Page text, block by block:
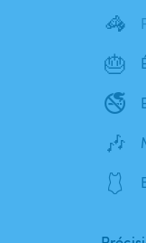
🦓
🎂
🚭
🎶
🩱